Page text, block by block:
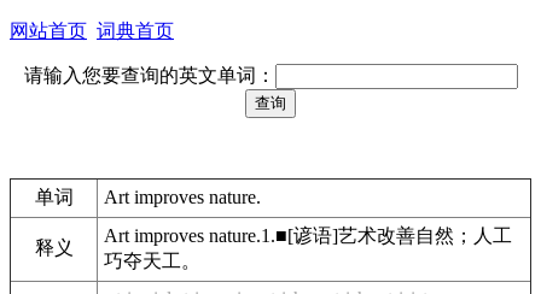
网站首页 词典首页
请输入您要查询的英文单词：
单词 Art improves nature.
释义
Art improves nature.1.■[谚语]艺术改善自然；人工
巧夺天工。